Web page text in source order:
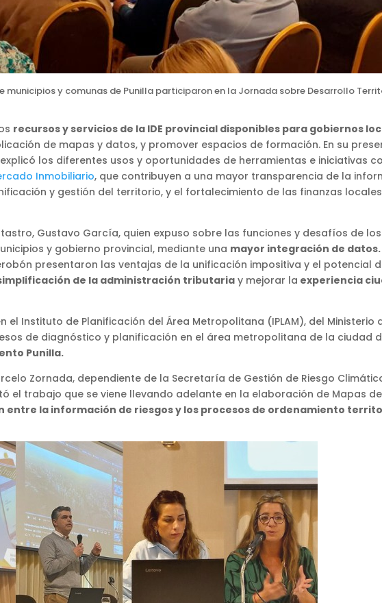
municipios y comunas de Punilla participaron en la Jornada sobre Desarrollo
recursos y servicios de la IDE provincial disponibles para gobiernos
de mapas y datos, y promover espacios de formación. En su
los diferentes usos y oportunidades de herramientas e iniciativas
Inmobiliario, que contribuyen a una mayor transparencia de la
y gestión del territorio, y el fortalecimiento de las finanzas
Gustavo García, quien expuso sobre las funciones y desafíos de
y gobierno provincial, mediante una mayor integración de datos.
presentaron las ventajas de la unificación impositiva y el potencial
de la administración tributaria y mejorar la experiencia
Instituto de Planificación del Área Metropolitana (IPLAM), del Ministerio
de diagnóstico y planificación en el área metropolitana de la ciudad
Punilla.
Zornada, dependiente de la Secretaría de Gestión de Riesgo
el trabajo que se viene llevando adelante en la elaboración de Mapas
entre la información de riesgos y los procesos de ordenamiento